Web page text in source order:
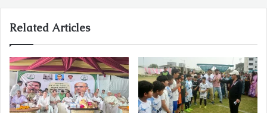
Related Articles